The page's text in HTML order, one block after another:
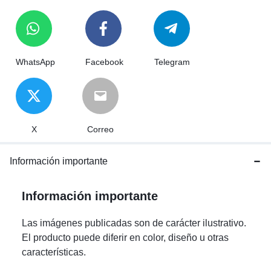
WhatsApp Facebook Telegram
X Correo
Información importante
Información importante
Las imágenes publicadas son de carácter ilustrativo.
El producto puede diferir en color, diseño u otras
características.